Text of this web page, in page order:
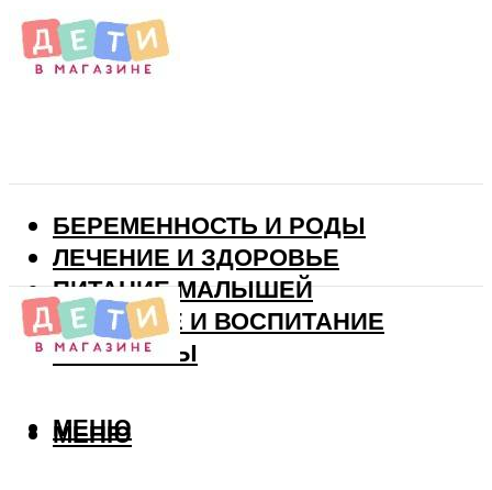
БЕРЕМЕННОСТЬ И РОДЫ
ЛЕЧЕНИЕ И ЗДОРОВЬЕ
ПИТАНИЕ МАЛЫШЕЙ
РАЗВИТИЕ И ВОСПИТАНИЕ
ВИТАМИНЫ
МЕНЮ
МЕНЮ